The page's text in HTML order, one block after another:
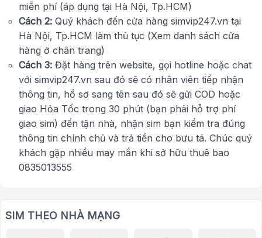
miễn phí (áp dụng tại Hà Nội, Tp.HCM)
Cách 2: Quý khách đến cửa hàng simvip247.vn tại
Hà Nội, Tp.HCM làm thủ tục (Xem danh sách cửa
hàng ở chân trang)
Cách 3: Đặt hàng trên website, gọi hotline hoặc chat
với simvip247.vn sau đó sẽ có nhân viên tiếp nhận
thông tin, hồ sơ sang tên sau đó sẽ gửi COD hoặc
giao Hỏa Tốc trong 30 phút (bạn phải hỗ trợ phí
giao sim) đến tận nhà, nhận sim bạn kiểm tra đúng
thông tin chính chủ và trả tiền cho bưu tá. Chúc quý
khách gặp nhiều may mắn khi sở hữu thuê bao
0835013555
SIM THEO NHÀ MẠNG